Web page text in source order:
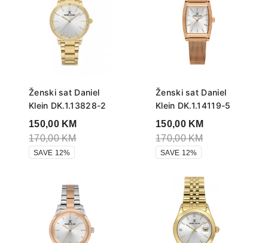
Ženski sat Daniel
Klein DK.1.13828-2
150,00 KM
170,00KM
SAVE 12%
Ženski sat Daniel
Klein DK.1.14119-5
150,00 KM
170,00KM
SAVE 12%